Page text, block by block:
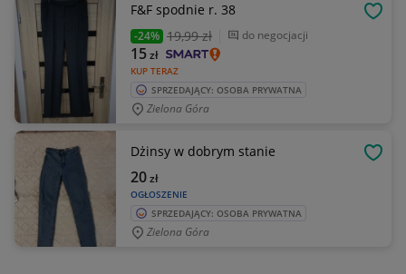
F&F spodnie r. 38
-24% 19,99 zł do negocjacji
KUP TERAZ
15zł
SPRZEDAJĄCY: OSOBA PRYWATNA
Zielona Góra
Dżinsy w dobrym stanie
OGŁOSZENIE
20zł
SPRZEDAJĄCY: OSOBA PRYWATNA
Zielona Góra